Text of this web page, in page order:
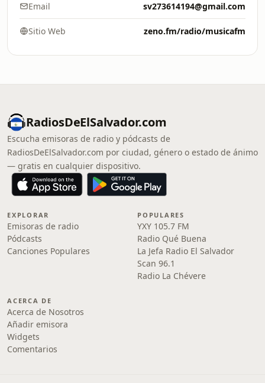
Email sv273614194@gmail.com
Sitio Web zeno.fm/radio/musicafm
RadiosDeElSalvador.com
Escucha emisoras de radio y pódcasts de
RadiosDeElSalvador.com por ciudad, género o estado de ánimo
— gratis en cualquier dispositivo.
EXPLORAR
Emisoras de radio
Pódcasts
Canciones Populares
POPULARES
YXY 105.7 FM
Radio Qué Buena
La Jefa Radio El Salvador
Scan 96.1
Radio La Chévere
ACERCA DE
Acerca de Nosotros
Añadir emisora
Widgets
Comentarios